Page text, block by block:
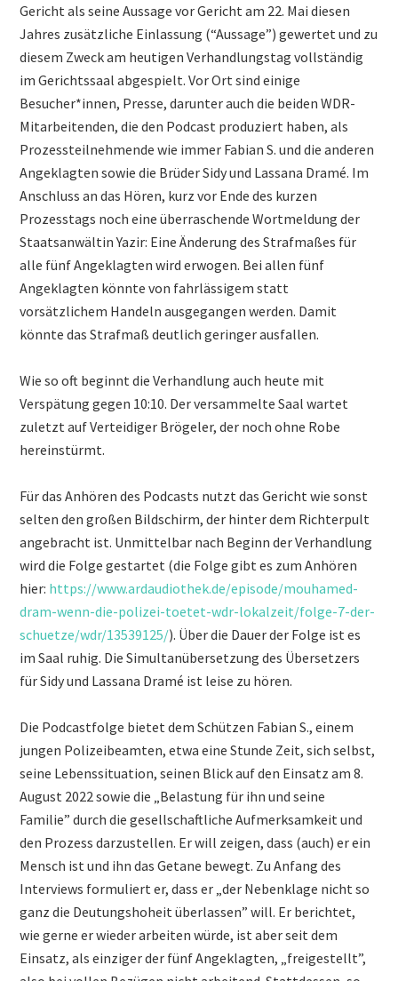
Gericht als seine Aussage vor Gericht am 22. Mai diesen
Jahres zusätzliche Einlassung (“Aussage”) gewertet und zu
diesem Zweck am heutigen Verhandlungstag vollständig
im Gerichtssaal abgespielt. Vor Ort sind einige
Besucher*innen, Presse, darunter auch die beiden WDR-
Mitarbeitenden, die den Podcast produziert haben, als
Prozessteilnehmende wie immer Fabian S. und die anderen
Angeklagten sowie die Brüder Sidy und Lassana Dramé. Im
Anschluss an das Hören, kurz vor Ende des kurzen
Prozesstags noch eine überraschende Wortmeldung der
Staatsanwältin Yazir: Eine Änderung des Strafmaßes für
alle fünf Angeklagten wird erwogen. Bei allen fünf
Angeklagten könnte von fahrlässigem statt
vorsätzlichem Handeln ausgegangen werden. Damit
könnte das Strafmaß deutlich geringer ausfallen.
Wie so oft beginnt die Verhandlung auch heute mit
Verspätung gegen 10:10. Der versammelte Saal wartet
zuletzt auf Verteidiger Brögeler, der noch ohne Robe
hereinstürmt.
Für das Anhören des Podcasts nutzt das Gericht wie sonst
selten den großen Bildschirm, der hinter dem Richterpult
angebracht ist. Unmittelbar nach Beginn der Verhandlung
wird die Folge gestartet (die Folge gibt es zum Anhören
hier: https://www.ardaudiothek.de/episode/mouhamed-
dram-wenn-die-polizei-toetet-wdr-lokalzeit/folge-7-der-
schuetze/wdr/13539125/). Über die Dauer der Folge ist es
im Saal ruhig. Die Simultanübersetzung des Übersetzers
für Sidy und Lassana Dramé ist leise zu hören.
Die Podcastfolge bietet dem Schützen Fabian S., einem
jungen Polizeibeamten, etwa eine Stunde Zeit, sich selbst,
seine Lebenssituation, seinen Blick auf den Einsatz am 8.
August 2022 sowie die „Belastung für ihn und seine
Familie” durch die gesellschaftliche Aufmerksamkeit und
den Prozess darzustellen. Er will zeigen, dass (auch) er ein
Mensch ist und ihn das Getane bewegt. Zu Anfang des
Interviews formuliert er, dass er „der Nebenklage nicht so
ganz die Deutungshoheit überlassen” will. Er berichtet,
wie gerne er wieder arbeiten würde, ist aber seit dem
Einsatz, als einziger der fünf Angeklagten, „freigestellt”,